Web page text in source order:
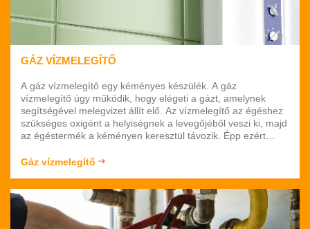
GÁZ VÍZMELEGÍTŐ
A gáz vízmelegítő egy kéményes készülék. A gáz
vízmelegítő úgy működik, hogy elégeti a gázt, amelynek
segítségével melegvizet állít elő. Az vízmelegítő az égéshez
szükséges oxigént a helyiségnek a levegőjéből veszi ki, majd
az égéstermék a kéményen keresztül távozik. Épp ezért
levegő álljon a rendelkezésére, hiszen csak így tud
karbantartást.
Gáz vízmelegítő